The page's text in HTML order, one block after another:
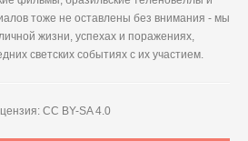
тоже не оставлены без внимания - мы
жизни, успехах и поражениях,
светских событиях с их участием.
CC BY-SA 4.0